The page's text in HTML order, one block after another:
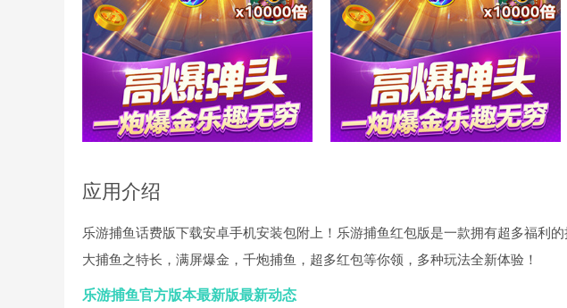
应用介绍
乐游捕鱼话费版下载安卓手机安装包附上！乐游捕鱼红包版是一款拥有超多福利
大捕鱼之特长，满屏爆金，千炮捕鱼，超多红包等你领，多种玩法全新体验！
乐游捕鱼官方版本最新版最新动态